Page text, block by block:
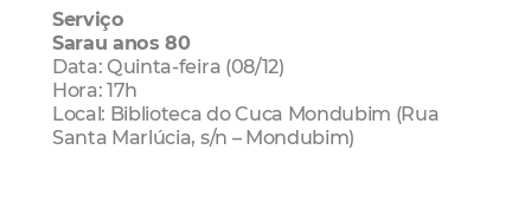
Serviço
Sarau anos 80
Data: Quinta-feira (08/12)
Hora: 17h
Local: Biblioteca do Cuca Mondubim (Rua
Santa Marlúcia, s/n – Mondubim)